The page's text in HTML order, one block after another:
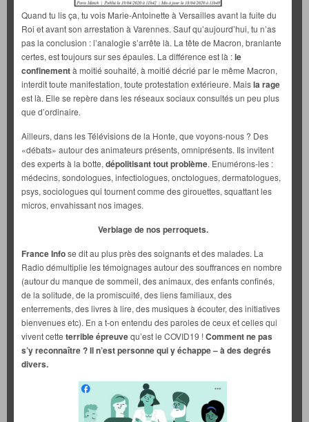
Quand tu lis ça, tu vois Marie-Antoinette à Versailles avant la fuite du
Roi et avant son arrestation à Varennes. Sauf qu’aujourd’hui, tu n’as
pas la conclusion : l’analogie s’arrête là. La tête de Macron, branlante
certes, est toujours sur ses épaules. La différence est là :le
confinementà moitié souhaité, à moitié décrié par le même Macron,
interdit toute manifestation, toute protestation extérieure. Maisla rage
est là. Elle se repère dans les réseaux sociaux consultés un peu plus
que d’ordinaire.
Ailleurs, dans les Télévisions de la Honte, que voyons-nous ? Des
«débats» autour des animateurs présents, omniprésents. Ils invitent
des experts à la botte, dépolitisant tout problème. Enumérons-les :
médecins, sondologues, infectiologues, onctologues, dermatologues,
psys, sociologues qui tournent comme des girouettes, squattant les
micros, envahissant nos images.
Verbiage de nos perroquets.
France Infose dit au plus près des soignants et des malades. La
Radio démultiplie les témoignages autour des souffrances en nombre
(autour du manque de sommeil, des animaux, des enfants confinés,
de la solitude, de la promiscuité, des liens familiaux, des
enterrements, des livres à lire, des musiques à écouter, des initiatives
bienvenues etc). En a t-on entendu des paroles de ceux et celles qui
vivent cette terrible épreuvequ’est le COVID19 !Comment ne pas
s’y reconnaître ? Il n’est personne qui y échappe – à des degrés
divers.